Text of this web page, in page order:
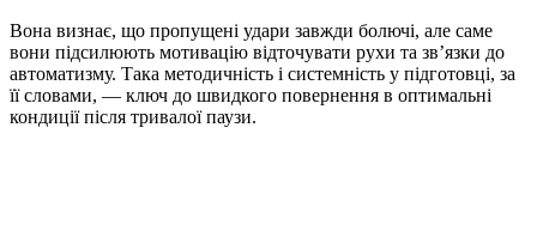
Вона визнає, що пропущені удари завжди болючі, але саме
вони підсилюють мотивацію відточувати рухи та зв’язки до
автоматизму. Така методичність і системність у підготовці, за
її словами, — ключ до швидкого повернення в оптимальні
кондиції після тривалої паузи.